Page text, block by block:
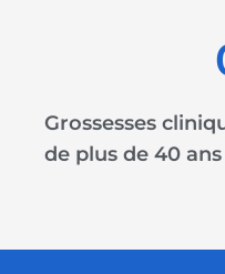
Grossesses
de plus de 40 ans